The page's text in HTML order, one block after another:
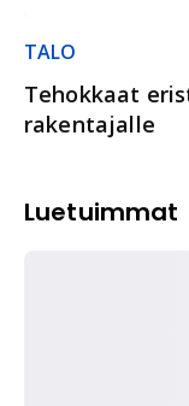
TALO
Tehokkaat
rakentajalle
Luetuimmat